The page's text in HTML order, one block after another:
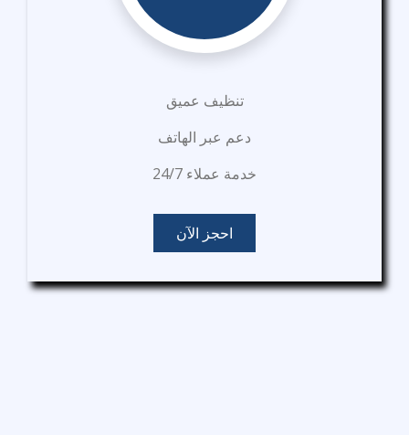
تنظيف عميق
دعم عبر الهاتف
خدمة عملاء 24/7
احجز الآن